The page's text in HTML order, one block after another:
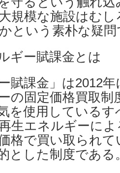
規模な施設はむ
という素朴な疑
ギー賦課金とは
賦課金」は2012
の固定価格買取制
を使用している
生エネルギーに
格で買い取られ
とした制度である